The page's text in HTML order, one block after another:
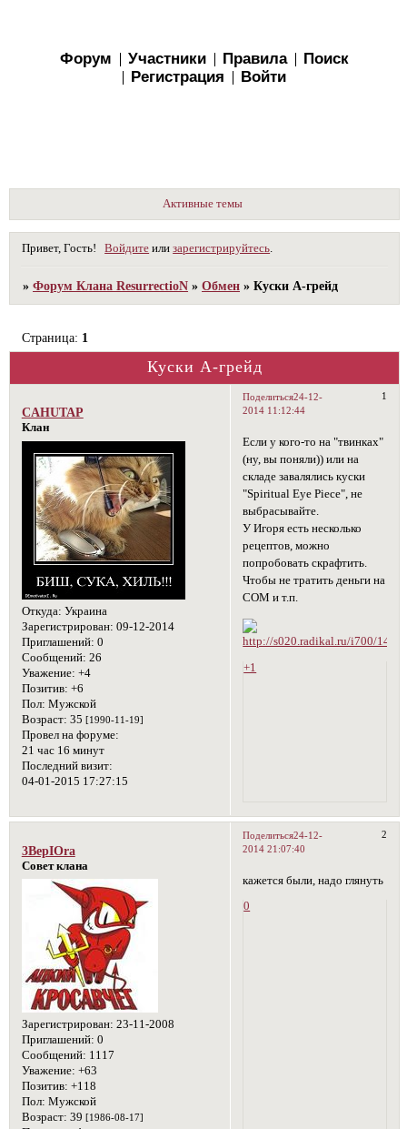
Форум Участники Правила
Поиск
Регистрация
Войти
Активные темы
Привет, Гость! Войдите илизарегистрируйтесь
»Форум Клана ResurrectioN »Обмен »Куски А-грейд
Куски А-грейд
Страница: 1
Поделиться 1
24-12-
2014 11:12:44
CAHUTAP
Клан
Откуда: Украина
Зарегистрирован: 09-12-2014
Приглашений: 0
Сообщений: 26
Уважение: +4
Позитив: +6
Пол: Мужской
Возраст: 35 [1990-11-19]
Провел на форуме:
21 час 16 минут
Последний визит:
04-01-2015 17:27:15
Если у кого-то на "твинках"
(ну, вы поняли)) или на
складе завалялись куски
"Spiritual Eye Piece", не
выбрасывайте.
У Игоря есть несколько
рецептов, можно
попробовать скрафтить.
Чтобы не тратить деньги на
СОМ и т.п.
+1
Поделиться 2
24-12-
2014 21:07:40
3BepIOra
Совет клана
Зарегистрирован: 23-11-2008
Приглашений: 0
Сообщений: 1117
Уважение: +63
Позитив: +118
Пол: Мужской
Возраст: 39 [1986-08-17]
кажется были, надо глянуть
0